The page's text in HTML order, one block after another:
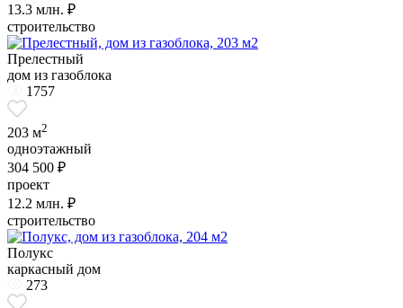
13.3 млн. ₽
строительство
Прелестный
дом из газоблока
1757
203 м2
одноэтажный
304 500 ₽
проект
12.2 млн. ₽
строительство
Полукс
каркасный дом
273